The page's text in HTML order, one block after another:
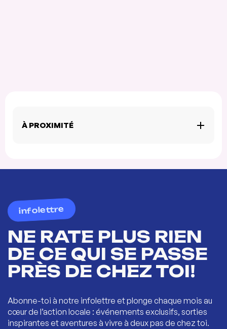
À PROXIMITÉ
infolettre
NE RATE PLUS RIEN
DE CE QUI SE PASSE
PRÈS DE CHEZ TOI!
Abonne-toi à notre infolettre et plonge chaque mois au
cœur de l’action locale : événements exclusifs, sorties
inspirantes et aventures à vivre à deux pas de chez toi.